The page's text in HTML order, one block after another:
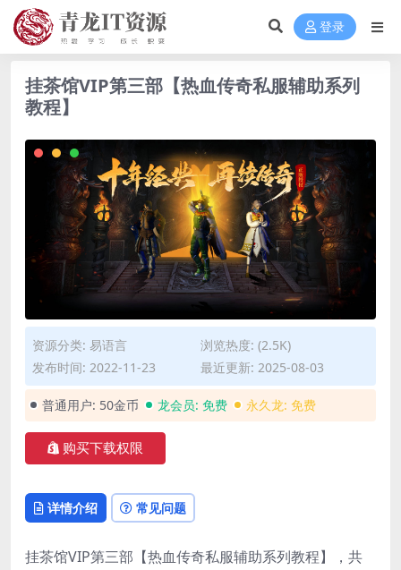
登录
挂茶馆VIP第三部【热血传奇私服辅助系列
教程】
资源分类: 易语言
浏览热度: (2.5K)
发布时间: 2022-11-23
最近更新: 2025-08-03
普通用户: 50金币 龙会员: 免费 永久龙: 免费
购买下载权限
详情介绍 常见问题
挂茶馆VIP第三部【热血传奇私服辅助系列教程】，共